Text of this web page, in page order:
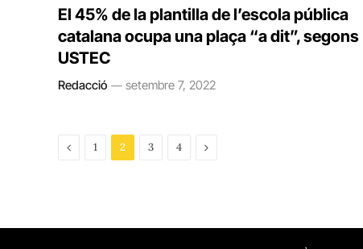
El 45% de la plantilla de l’escola pública
catalana ocupa una plaça “a dit”, segons
USTEC
Redacció setembre 7, 2022
Previous
1 2 3 4 Next